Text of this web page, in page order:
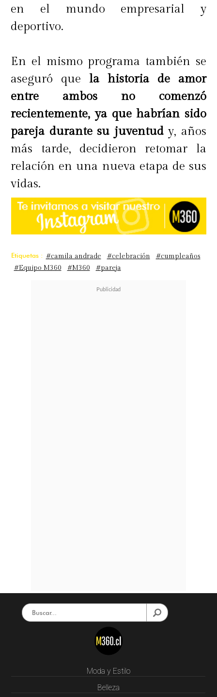
en el mundo empresarial y
deportivo.
En el mismo programa también se
aseguró quela historia de amor
entre ambos no comenzó
recientemente, ya que habrían sido
pareja durante su juventudy, años
más tarde, decidieron retomar la
relación en una nueva etapa de sus
vidas.
Etiquetas : #camila andrade #celebración
#cumpleaños
#Equipo M360
#M360 #pareja
Moda y Estilo
Belleza